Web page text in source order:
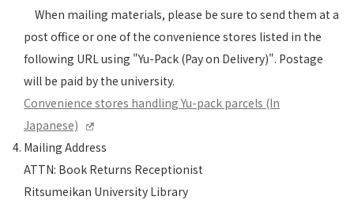
When mailing materials, please be sure to send them at a
post office or one of the convenience stores listed in the
following URL using "Yu-Pack (Pay on Delivery)". Postage
will be paid by the university.
Convenience stores handling Yu-pack parcels (In
Japanese)
Mailing Address
ATTN: Book Returns Receptionist
Ritsumeikan University Library